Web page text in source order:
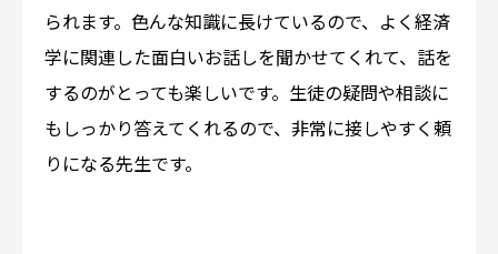
られます。色んな知識に長けているので、よく経済
学に関連した面白いお話しを聞かせてくれて、話を
するのがとっても楽しいです。生徒の疑問や相談に
もしっかり答えてくれるので、非常に接しやすく頼
りになる先生です。